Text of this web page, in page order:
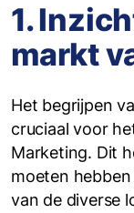
1.
markt
Het begrijpen
cruciaal voor
Marketing. Dit
moeten
van de diverse